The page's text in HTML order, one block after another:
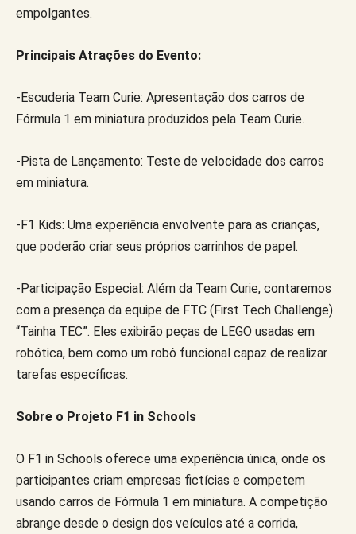
empolgantes.
Principais Atrações do Evento:
-Escuderia Team Curie: Apresentação dos carros de
Fórmula 1 em miniatura produzidos pela Team Curie.
-Pista de Lançamento: Teste de velocidade dos carros
em miniatura.
-F1 Kids: Uma experiência envolvente para as crianças,
que poderão criar seus próprios carrinhos de papel.
-Participação Especial: Além da Team Curie, contaremos
com a presença da equipe de FTC (First Tech Challenge)
“Tainha TEC”. Eles exibirão peças de LEGO usadas em
robótica, bem como um robô funcional capaz de realizar
tarefas específicas.
Sobre o Projeto F1 in Schools
O F1 in Schools oferece uma experiência única, onde os
participantes criam empresas fictícias e competem
usando carros de Fórmula 1 em miniatura. A competição
abrange desde o design dos veículos até a corrida,